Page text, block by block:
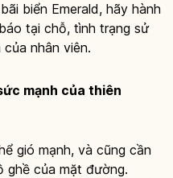
biển Emerald, hãy hành
tại chỗ, tình trạng sử
nhân viên.
mạnh của thiên
gió mạnh, và cũng cần
ghề của mặt đường.